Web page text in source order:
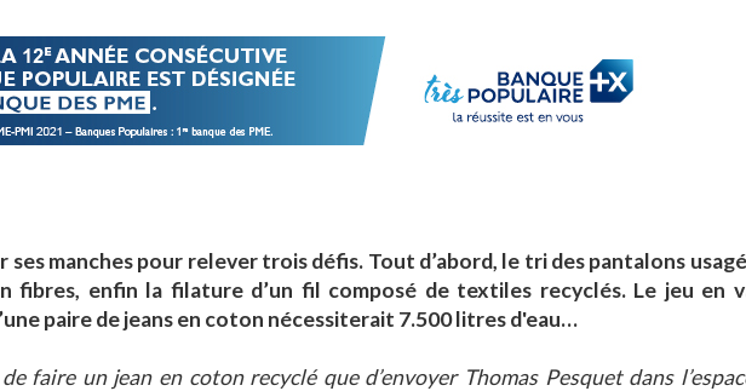
manches pour relever trois défis. Tout d’abord, le tri des pantalons
fibres, enfin la filature d’un fil composé de textiles recyclés. Le jeu en
paire de jeans en coton nécessiterait 7.500 litres d'eau…
faire un jean en coton recyclé que d’envoyer Thomas Pesquet dans